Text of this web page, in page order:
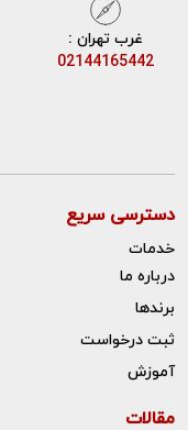
غرب تهران :
02144165442
دسترسی سریع
خدمات
درباره ما
برندها
ثبت درخواست
آموزش
مقالات